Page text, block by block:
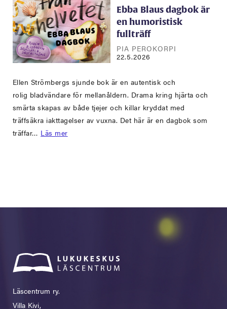
Ebba Blaus dagbok är
en humoristisk
fullträff
PIA PEROKORPI
22.5.2026
Ellen Strömbergs sjunde bok är en autentisk och
rolig bladvändare för mellanåldern. Drama kring hjärta och
smärta skapas av både tjejer och killar kryddat med
träffsäkra iakttagelser av vuxna. Det här är en dagbok som
träffar… Läs mer
Läscentrum ry.
Villa Kivi,